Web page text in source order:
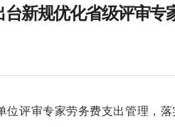
新规优化省级评审专
位评审专家劳务费支出管理，